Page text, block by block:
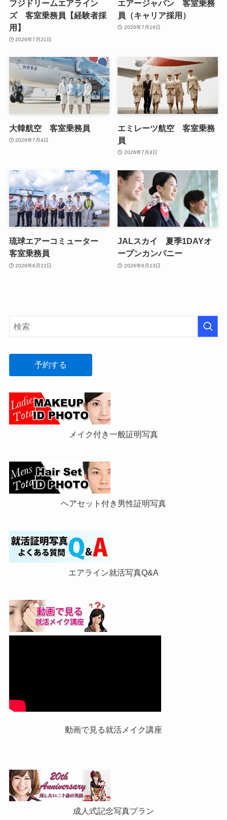
フジドリームエアライン
ズ 客室乗務員【経験者採
用】
2026年7月21日
エアージャパン 客室乗務
員（キャリア採用）
2026年7月16日
大韓航空 客室乗務員
2026年7月4日
エミレーツ航空 客室乗務
員
2026年7月4日
琉球エアーコミューター
客室乗務員
2026年6月22日
JALスカイ 夏季1DAYオ
ープンカンパニー
2026年6月13日
予約する
メイク付き一般証明写真
ヘアセット付き男性証明写真
エアライン就活写真Q&A
動画で見る就活メイク講座
成人式記念写真プラン